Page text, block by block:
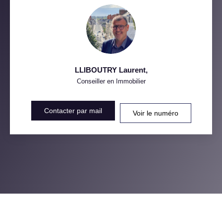
LLIBOUTRY Laurent,
Conseiller en Immobilier
Contacter par mail Voir le numéro